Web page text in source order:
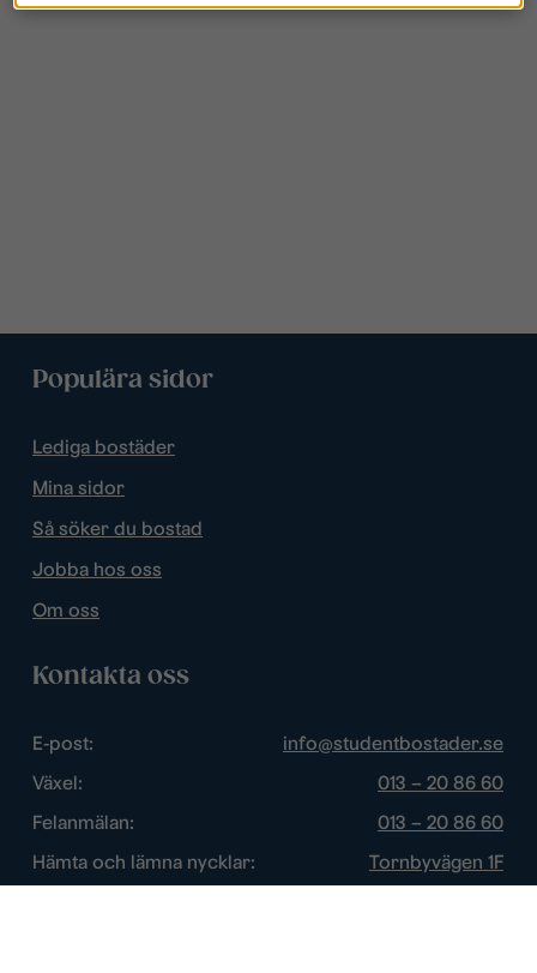
Populära sidor
Lediga bostäder
Mina sidor
Så söker du bostad
Jobba hos oss
Om oss
Kontakta oss
E-post:
info@studentbostader.se
Växel:
013 – 20 86 60
Felanmälan:
013 – 20 86 60
Hämta och lämna nycklar:
Tornbyvägen 1F